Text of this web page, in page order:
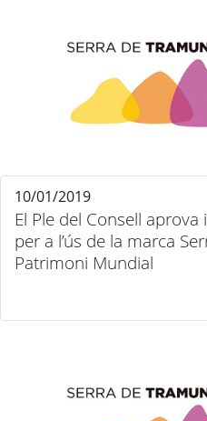
El Ple del Consell
per a l’ús de la marca
Patrimoni Mundial
10/01/2019